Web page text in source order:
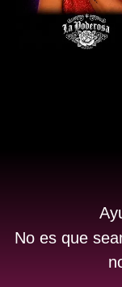
No es que